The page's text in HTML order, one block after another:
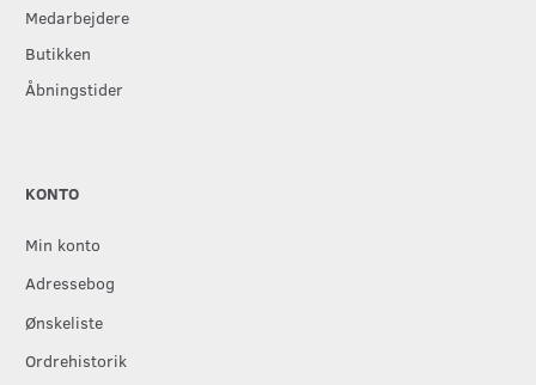
Medarbejdere
Butikken
Åbningstider
KONTO
Min konto
Adressebog
Ønskeliste
Ordrehistorik